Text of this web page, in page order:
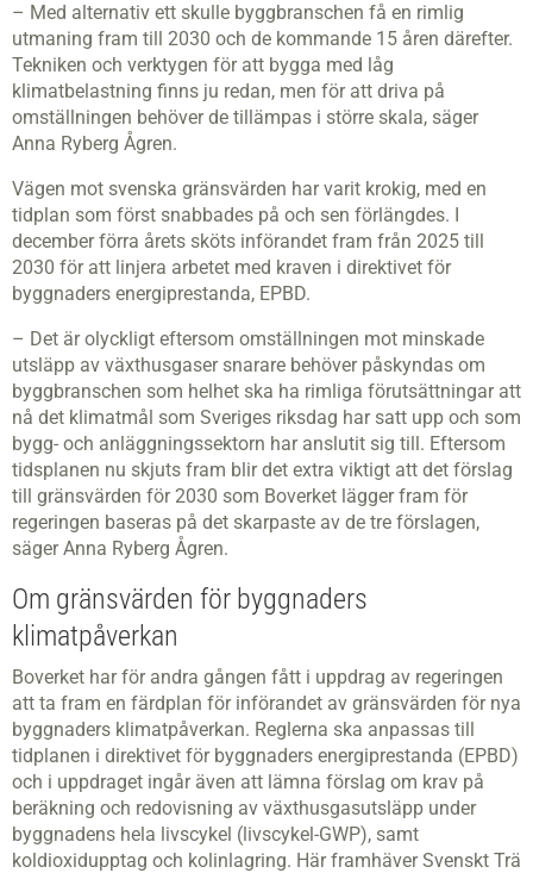
– Med alternativ ett skulle byggbranschen få en rimlig
utmaning fram till 2030 och de kommande 15 åren därefter.
Tekniken och verktygen för att bygga med låg
klimatbelastning finns ju redan, men för att driva på
omställningen behöver de tillämpas i större skala, säger
Anna Ryberg Ågren.
Vägen mot svenska gränsvärden har varit krokig, med en
tidplan som först snabbades på och sen förlängdes. I
december förra årets sköts införandet fram från 2025 till
2030 för att linjera arbetet med kraven i direktivet för
byggnaders energiprestanda, EPBD.
– Det är olyckligt eftersom omställningen mot minskade
utsläpp av växthusgaser snarare behöver påskyndas om
byggbranschen som helhet ska ha rimliga förutsättningar att
nå det klimatmål som Sveriges riksdag har satt upp och som
bygg- och anläggningssektorn har anslutit sig till. Eftersom
tidsplanen nu skjuts fram blir det extra viktigt att det förslag
till gränsvärden för 2030 som Boverket lägger fram för
regeringen baseras på det skarpaste av de tre förslagen,
säger Anna Ryberg Ågren.
Om gränsvärden för byggnaders
klimatpåverkan
Boverket har för andra gången fått i uppdrag av regeringen
att ta fram en färdplan för införandet av gränsvärden för nya
byggnaders klimatpåverkan. Reglerna ska anpassas till
tidplanen i direktivet för byggnaders energiprestanda (EPBD)
och i uppdraget ingår även att lämna förslag om krav på
beräkning och redovisning av växthusgasutsläpp under
byggnadens hela livscykel (livscykel-GWP), samt
koldioxidupptag och kolinlagring. Här framhäver Svenskt Trä